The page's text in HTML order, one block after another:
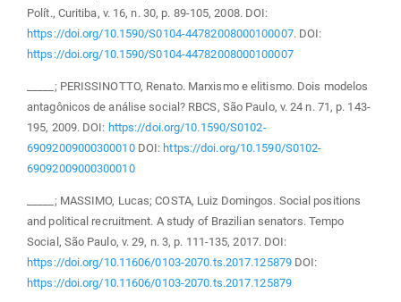
Polít., Curitiba, v. 16, n. 30, p. 89-105, 2008. DOI:
https://doi.org/10.1590/S0104-44782008000100007. DOI:
https://doi.org/10.1590/S0104-44782008000100007
_____; PERISSINOTTO, Renato. Marxismo e elitismo. Dois modelos
antagônicos de análise social? RBCS, São Paulo, v. 24 n. 71, p. 143-
195, 2009. DOI: https://doi.org/10.1590/S0102-
69092009000300010DOI: https://doi.org/10.1590/S0102-
69092009000300010
_____; MASSIMO, Lucas; COSTA, Luiz Domingos. Social positions
and political recruitment. A study of Brazilian senators. Tempo
Social, São Paulo, v. 29, n. 3, p. 111-135, 2017. DOI:
https://doi.org/10.11606/0103-2070.ts.2017.125879DOI:
https://doi.org/10.11606/0103-2070.ts.2017.125879